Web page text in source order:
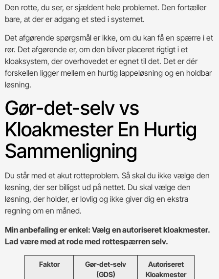
Den rotte, du ser, er sjældent hele problemet. Den fortæller
bare, at der er adgang et sted i systemet.
Det afgørende spørgsmål er ikke, om du kan få en spærre i et
rør. Det afgørende er, om den bliver placeret rigtigt i et
kloaksystem, der overhovedet er egnet til det. Det er dér
forskellen ligger mellem en hurtig lappeløsning og en holdbar
løsning.
Gør-det-selv vs
Kloakmester En Hurtig
Sammenligning
Du står med et akut rotteproblem. Så skal du ikke vælge den
løsning, der ser billigst ud på nettet. Du skal vælge den
løsning, der holder, er lovlig og ikke giver dig en ekstra
regning om en måned.
Min anbefaling er enkel: Vælg en autoriseret kloakmester.
Lad være med at rode med rottespærren selv.
Faktor
Gør-det-selv
(GDS)
Autoriseret
Kloakmester